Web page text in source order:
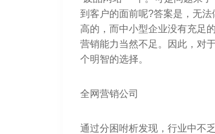
到客户的面前呢?答案是，无
高的，而中小型企业没有充足
营销能力当然不足。因此，对
个明智的选择。
全网营销公司
通过分困咐析发现，行业中不